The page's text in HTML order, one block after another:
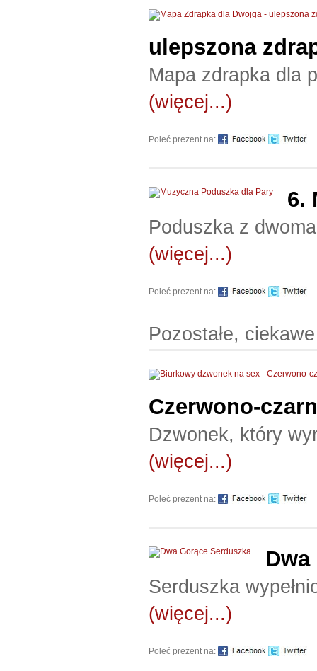
ulepszona
Mapa zdrapka dla
(więcej...)
Poleć prezent na:
6.
Poduszka z
(więcej...)
Poleć prezent na:
Pozostałe,
Czerwono-
Dzwonek, który
(więcej...)
Poleć prezent na:
Serduszka
(więcej...)
Poleć prezent na: